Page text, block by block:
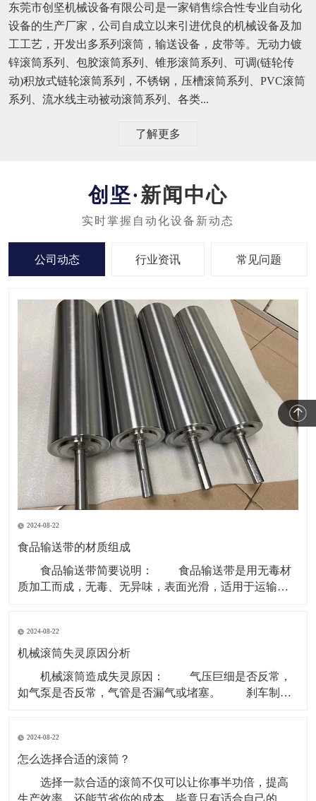
东莞市创坚机械设备有限公司是一家销售综合性专业自动化
设备的生产厂家，公司自成立以来引进优良的机械设备及加
工工艺，开发出多系列滚筒，输送设备，皮带等。无动力镀
锌滚筒系列、包胶滚筒系列、锥形滚筒系列、可调(链轮传
动)积放式链轮滚筒系列，不锈钢，压槽滚筒系列、PVC滚筒
系列、流水线主动被动滚筒系列、各类...
了解更多
新闻中心
公司动态 行业资讯 常见问题
2024-08-22
食品输送带的材质组成
食品输送带简要说明： 食品输送带是用无毒材
质加工而成，无毒、无异味，表面光滑，适用于运输食
份，所以现在用于食品行业基本用PU型输送带。 材
质有PVC、聚乙烯、聚炳稀、PP、塑钢 ACE
2024-08-22
机械滚筒失灵原因分析
机械滚筒造成失灵原因： 气压巨细是否反常，
如气泵是否反常，气管是否漏气或堵塞。 刹车制动
锤张紧处上部个改向机械滚筒除应笔直于皮带长度方向
以外还应笔直于重力垂线，即确保其轴中心线水平。
2024-08-22
怎么选择合适的滚筒？
选择一款合适的滚筒不仅可以让你事半功倍，提高
生产效率，还能节省你的成本，毕竟只有适合自己的才